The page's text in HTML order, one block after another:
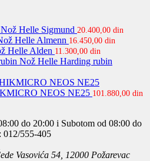
Nož Helle Sigmund 20.400,00 din
Helle Almenn 16.450,00 din
Helle Alden 11.300,00 din
Nož Helle Harding rubin
NEOS NE25 101.880,00 din
do 20:00 i Subotom od 08:00 do
012/555-405
Vasovića 54, 12000 Požarevac